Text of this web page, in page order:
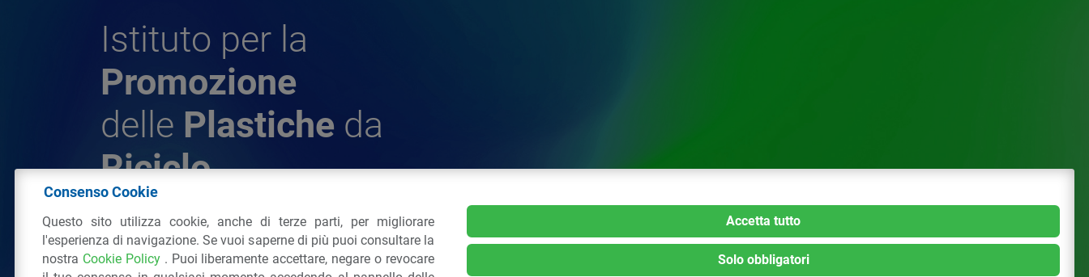
Istituto per la
Promozione
delle Plastiche da
Riciclo
© 2026 - IPPR Istituto per la Promozione delle Plastiche
da Riciclo
C.F. 97381090154
Consenso Cookie
Questo sito utilizza cookie, anche di terze parti, per migliorare
l'esperienza di navigazione. Se vuoi saperne di più puoi consultare la
nostra Cookie Policy . Puoi liberamente accettare, negare o revocare
Accetta tutto
Solo obbligatori